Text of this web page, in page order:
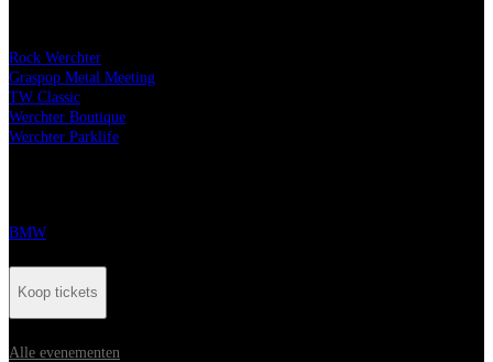
Rock Werchter
Graspop Metal Meeting
TW Classic
Werchter Boutique
Werchter Parklife
BMW
Koop tickets
Alle evenementen